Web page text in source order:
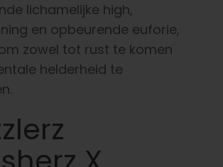
lichamelijke high,
en opbeurende euforie,
zowel tot rust te komen
helderheid te